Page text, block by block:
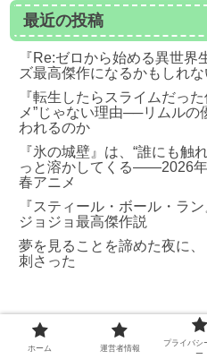
最近の投稿
『Re:ゼロから始める異世
ズ最高傑作になるかもしれな
『転生したらスライムだっ
メ”じゃない理由──リムルの
われるのか
『氷の城壁』は、“誰にも触
っと溶かしてくる――2026
春アニメ
『スティール・ボール・ラ
ジョジョ最高傑作説
夢を見ることを諦めた夜に
刺さった
ホーム 運営者情報
プライバシ
ー